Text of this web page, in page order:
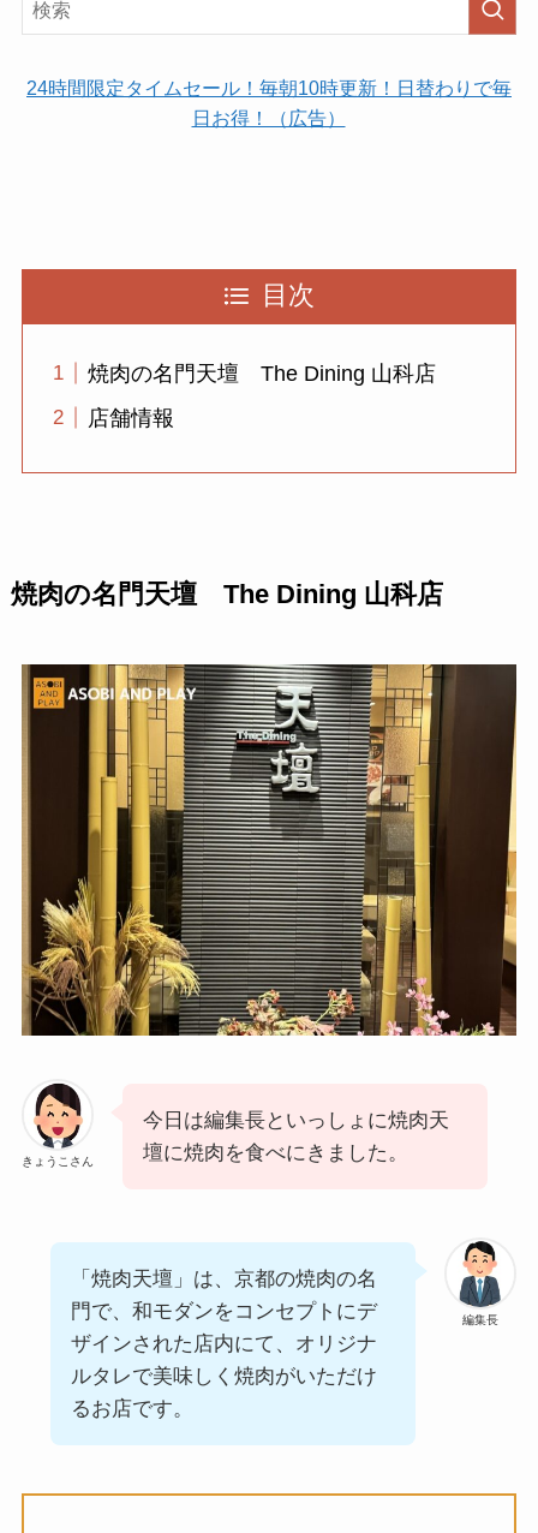
24時間限定タイムセール！毎朝10時更新！日替わりで毎
日お得！（広告）
目次
焼肉の名門天壇 The Dining 山科店
店舗情報
焼肉の名門天壇 The Dining 山科店
きょうこさん
今日は編集長といっしょに焼肉天
壇に焼肉を食べにきました。
編集長
「焼肉天壇」は、京都の焼肉の名
門で、和モダンをコンセプトにデ
ザインされた店内にて、オリジナ
ルタレで美味しく焼肉がいただけ
るお店です。